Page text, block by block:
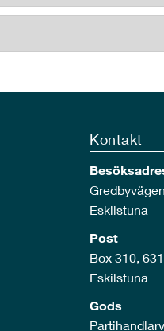
Kontakt
Eskilstuna
Post
Box 310,
Eskilstuna
Gods